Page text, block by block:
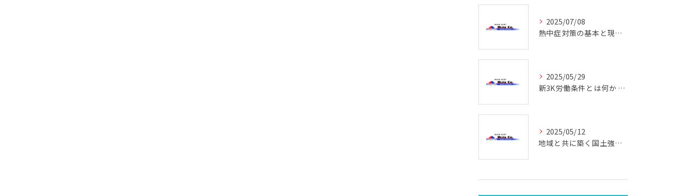
2025/07/08
熱中症対策の基本と現場で実践できる効果的な方法
2025/05/29
新3K労働条件とは何か 働きやすさと未来を考える
2025/05/12
地域と共に築く国土強靭化の未来 ─ その重要性と実践への第一歩